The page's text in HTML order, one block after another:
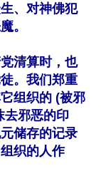
、对神佛犯
。
清算时，也
。我们郑重
组织的 (被邪
去邪恶的印
储存的记录
织的人作